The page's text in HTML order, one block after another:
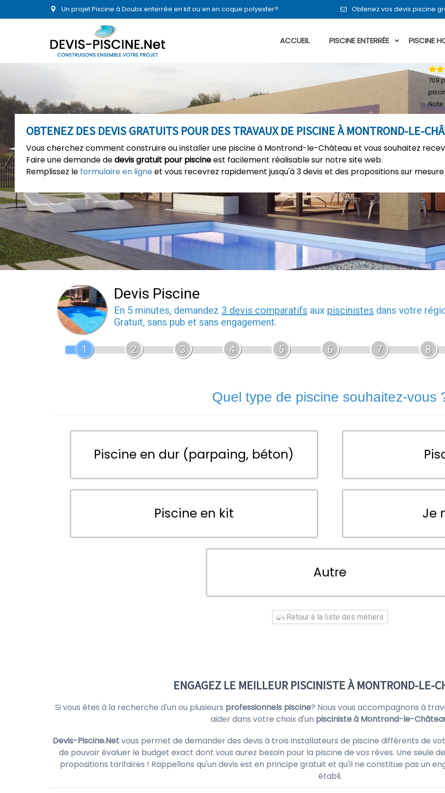
Un projet Piscine à Doubs enterrée en kit ou en en coque polyester? Obtenez vos devis piscine
ACCUEIL PISCINE ENTERRÉE PISCINE
OBTENEZ DES DEVIS GRATUITS POUR DES TRAVAUX DE PISCINE À MONTROND-LE-
Vous cherchez comment construire ou installer une piscine à Montrond-le-Château et vous souhaitez
Faire une demande dedevis gratuit pour piscineest facilement réalisable sur notre site web.
Remplissez le formulaire en ligneet vous recevrez rapidement jusqu'à 3 devis et des propositions sur
709
Devis Piscine
En 5 minutes, demandez 3 devis comparatifs aux piscinistes dans votre
Gratuit, sans pub et sans engagement.
1 2 3 4 5 6 7 8
Quel type de piscine souhaitez-vous
Piscine en dur (parpaing, béton)
Piscine en kit Je
Autre
Retour à la liste des métiers
ENGAGEZ LE MEILLEUR PISCINISTE À MONTROND-LE-
Si vous êtes à la recherche d'un ou plusieurs professionnels piscine? Nous vous accompagnons à
aider dans votre choix d'un pisciniste à Montrond-le-
Devis-Piscine.Netvous permet de demander des devis à trois installateurs de piscine différents de
de pouvoir évaluer le budget exact dont vous aurez besoin pour la piscine de vos rêves. Une seule
propositions tarifaires ! Rappellons qu'un devis est en principe gratuit et qu'il ne constitue pas un
établi.